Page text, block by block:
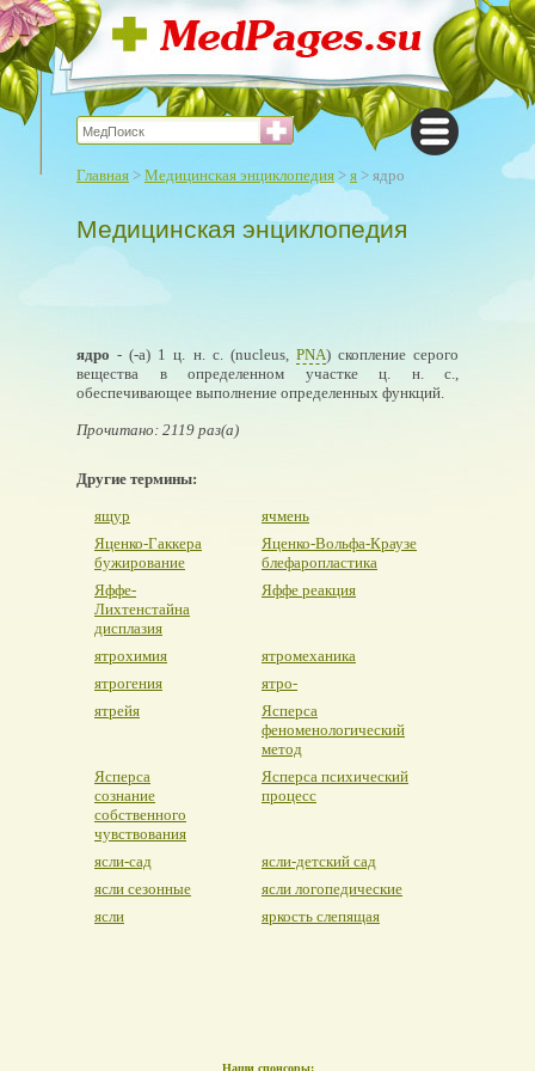
Главная > Медицинская энциклопедия > я > ядро
Медицинская энциклопедия
ядро - (-а) 1 ц. н. с. (nucleus, PNA) скопление серого
вещества в определенном участке ц. н. с.,
обеспечивающее выполнение определенных функций.
Прочитано: 2119 раз(а)
Другие термины:
ящур
ячмень
Яценко-Гаккера
бужирование
Яценко-Вольфа-Краузе
блефаропластика
Яффе-
Лихтенстайна
дисплазия
Яффе реакция
ятрохимия
ятромеханика
ятрогения
ятро-
ятрейя
Ясперса
феноменологический
метод
Ясперса
сознание
собственного
чувствования
Ясперса психический
процесс
ясли-сад
ясли-детский сад
ясли сезонные
ясли логопедические
ясли
яркость слепящая
Наши спонсоры: